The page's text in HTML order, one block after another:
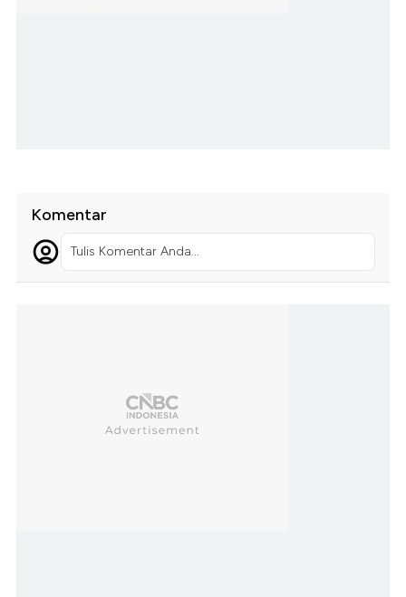
Komentar
Tulis Komentar Anda...